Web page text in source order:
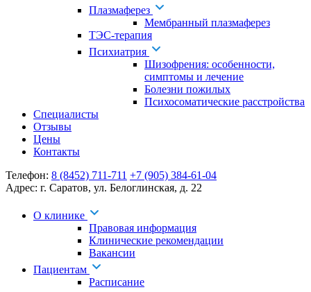
Плазмаферез
Мембранный плазмаферез
ТЭС-терапия
Психиатрия
Шизофрения: особенности,
симптомы и лечение
Болезни пожилых
Психосоматические расстройства
Специалисты
Отзывы
Цены
Контакты
Телефон: 8 (8452) 711-711 +7 (905) 384-61-04
Адрес: г. Саратов, ул. Белоглинская, д. 22
О клинике
Правовая информация
Клинические рекомендации
Вакансии
Пациентам
Расписание